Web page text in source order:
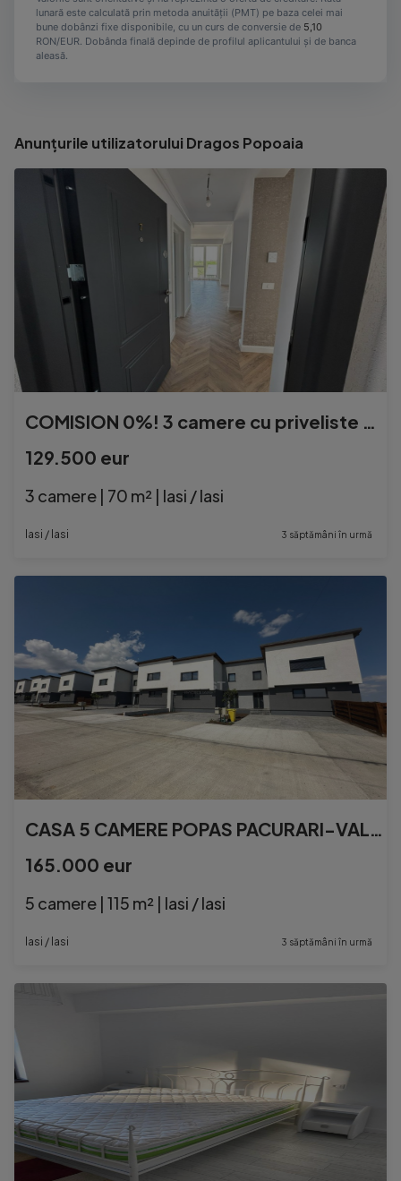
lunară este calculată prin metoda anuității (PMT) pe baza celei mai
bune dobânzi fixe disponibile, cu un curs de conversie de 5,10
RON/EUR. Dobânda finală depinde de profilul aplicantului și de banca
aleasă.
Anunțurile utilizatorului Dragos Popoaia
COMISION 0%! 3 camere cu priveliste Valea Lupului-Rediu
129.500 eur
3 camere | 70 m² | Iasi / Iasi
Iasi / Iasi 3 săptămâni în urmă
CASA 5 CAMERE POPAS PACURARI-VALEA LUPULUI
165.000 eur
5 camere | 115 m² | Iasi / Iasi
Iasi / Iasi 3 săptămâni în urmă